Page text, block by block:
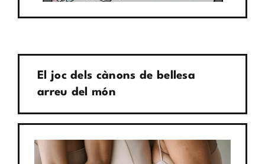
El joc dels cànons de bellesa
arreu del món